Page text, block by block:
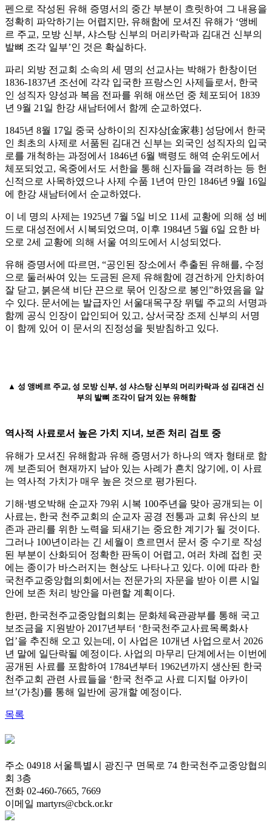
펜으로 작성된 유해 증명서의 중간 부분이 흐릿하여 그 내용을
정확히 파악하기는 어렵지만, 유해함에 모셔진 유해가 ‘앵베
르 주교, 모방 신부, 샤스탕 신부의 머리카락과 김대건 신부의
발뼈 조각 일부’인 것은 확실하다.
파리 외방 전교회 소속의 세 명의 선교사는 박해가 한창이던
1836-1837년 조선에 각각 입국한 프랑스인 사제들로서, 한국
인 성직자 양성과 복음 전파를 위해 애쓰던 중 체포되어 1839
년 9월 21일 한강 새남터에서 함께 순교하였다.
1845년 8월 17일 중국 상하이의 진쟈상[金家巷] 성당에서 한국
인 최초의 사제로 서품된 김대건 신부는 외국인 성직자의 입국
로를 개척하는 과정에서 1846년 6월 백령도 해역 순위도에서
체포되었고, 옥중에서도 서한을 통해 신자들을 격려하는 등 헌
신적으로 사목하였으나 사제 수품 1년여 만인 1846년 9월 16일
에 한강 새남터에서 순교하였다.
이 네 명의 사제는 1925년 7월 5일 비오 11세 교황에 의해 성 베
드로 대성전에서 시복되었으며, 이후 1984년 5월 6일 요한 바
오로 2세 교황에 의해 서울 여의도에서 시성되었다.
유해 증명서에 따르면, “공인된 장소에서 추출된 유해를, 수정
으로 둘러싸여 있는 도금된 은제 유해함에 경건하게 안치하여
잘 닫고, 붉은색 비단 끈으로 묶어 인장으로 봉인”하였음을 알
수 있다. 문서에는 발급자인 서울대목구장 뮈텔 주교의 서명과
함께 공식 인장이 압인되어 있고, 상서국장 조제 신부의 서명
이 함께 있어 이 문서의 진정성을 뒷받침하고 있다.
▲ 성 앵베르 주교, 성 모방 신부, 성 샤스탕 신부의 머리카락과 성 김대건 신
부의 발뼈 조각이 담겨 있는 유해함
역사적 사료로서 높은 가치 지녀, 보존 처리 검토 중
유해가 모셔진 유해함과 유해 증명서가 하나의 액자 형태로 함
께 보존되어 현재까지 남아 있는 사례가 흔치 않기에, 이 사료
는 역사적 가치가 매우 높은 것으로 평가된다.
기해·병오박해 순교자 79위 시복 100주년을 맞아 공개되는 이
사료는, 한국 천주교회의 순교자 공경 전통과 교회 유산의 보
존과 관리를 위한 노력을 되새기는 중요한 계기가 될 것이다.
그러나 100년이라는 긴 세월이 흐르면서 문서 중 수기로 작성
된 부분이 산화되어 정확한 판독이 어렵고, 여러 차례 접힌 곳
에는 종이가 바스러지는 현상도 나타나고 있다. 이에 따라 한
국천주교중앙협의회에서는 전문가의 자문을 받아 이른 시일
안에 보존 처리 방안을 마련할 계획이다.
한편, 한국천주교중앙협의회는 문화체육관광부를 통해 국고
보조금을 지원받아 2017년부터 ‘한국천주교사료목록화사
업’을 추진해 오고 있는데, 이 사업은 10개년 사업으로서 2026
년 말에 일단락될 예정이다. 사업의 마무리 단계에서는 이번에
공개된 사료를 포함하여 1784년부터 1962년까지 생산된 한국
천주교회 관련 사료들을 ‘한국 천주교 사료 디지털 아카이
브’(가칭)를 통해 일반에 공개할 예정이다.
목록
주소 04918 서울특별시 광진구 면목로 74 한국천주교중앙협의
회 3층
전화 02-460-7665, 7669
이메일 martyrs@cbck.or.kr